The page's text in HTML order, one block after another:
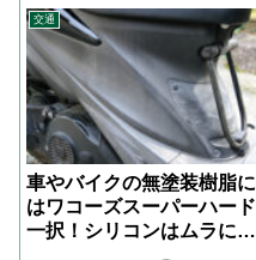
交通
車やバイクの無塗装樹脂に
はワコーズスーパーハード
一択！シリコンはムラにな